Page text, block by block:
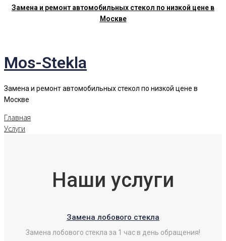
Замена и ремонт автомобильных стекол по низкой цене в
Москве
Mos-Stekla
Замена и ремонт автомобильных стекол по низкой цене в
Москве
Главная
Услуги
Наши услуги
Замена лобового стекла
Замена лобового стекла за 1 час в день обращения!